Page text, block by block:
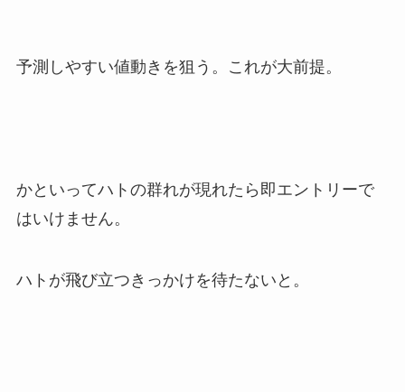
予測しやすい値動きを狙う。これが大前提。
かといってハトの群れが現れたら即エントリーで
はいけません。
ハトが飛び立つきっかけを待たないと。